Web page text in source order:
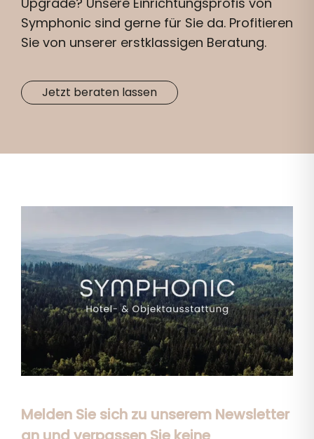
Symphonic sind gerne für Sie da. Profitieren
Sie von unserer erstklassigen Beratung.
Jetzt beraten lassen
Melden Sie sich zu unserem Newsletter